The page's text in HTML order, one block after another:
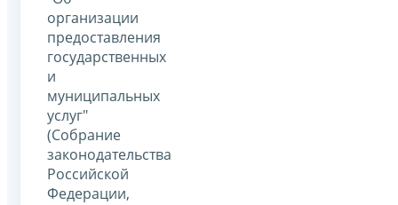
организации
предоставления
государственных
и
муниципальных
услуг"
(Собрание
законодательства
Российской
Федерации,